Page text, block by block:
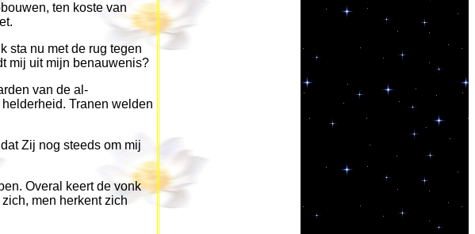
ten koste van
sta nu met de rug tegen
mij uit mijn benauwenis?
van de al-
Tranen welden
Zij nog steeds om mij
Overal keert de vonk
men herkent zich